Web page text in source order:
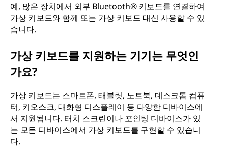
예, 많은 장치에서 외부 Bluetooth® 키보드를 연결하여
가상 키보드와 함께 또는 가상 키보드 대신 사용할 수 있
습니다.
가상 키보드를 지원하는 기기는 무엇인
가요?
가상 키보드는 스마트폰, 태블릿, 노트북, 데스크톱 컴퓨
터, 키오스크, 대화형 디스플레이 등 다양한 디바이스에
서 지원됩니다. 터치 스크린이나 포인팅 디바이스가 있
는 모든 디바이스에서 가상 키보드를 구현할 수 있습니
다.